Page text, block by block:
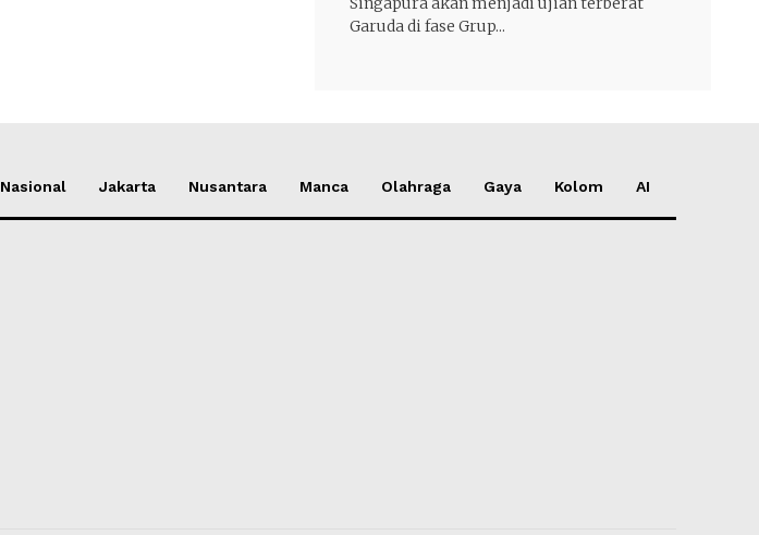
Garuda di fase Grup...
Nasional Jakarta Nusantara Manca Olahraga Gaya Kolom AI